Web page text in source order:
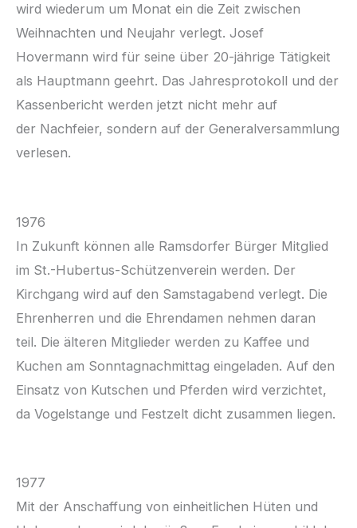
wird wiederum um Monat ein die Zeit zwischen
Weihnachten und Neujahr verlegt. Josef
Hovermann wird für seine über 20-jährige Tätigkeit
als Hauptmann geehrt. Das Jahresprotokoll und der
Kassenbericht werden jetzt nicht mehr auf
der Nachfeier, sondern auf der Generalversammlung
verlesen.
1976
In Zukunft können alle Ramsdorfer Bürger Mitglied
im St.-Hubertus-Schützenverein werden. Der
Kirchgang wird auf den Samstagabend verlegt. Die
Ehrenherren und die Ehrendamen nehmen daran
teil. Die älteren Mitglieder werden zu Kaffee und
Kuchen am Sonntagnachmittag eingeladen. Auf den
Einsatz von Kutschen und Pferden wird verzichtet,
da Vogelstange und Festzelt dicht zusammen liegen.
1977
Mit der Anschaffung von einheitlichen Hüten und